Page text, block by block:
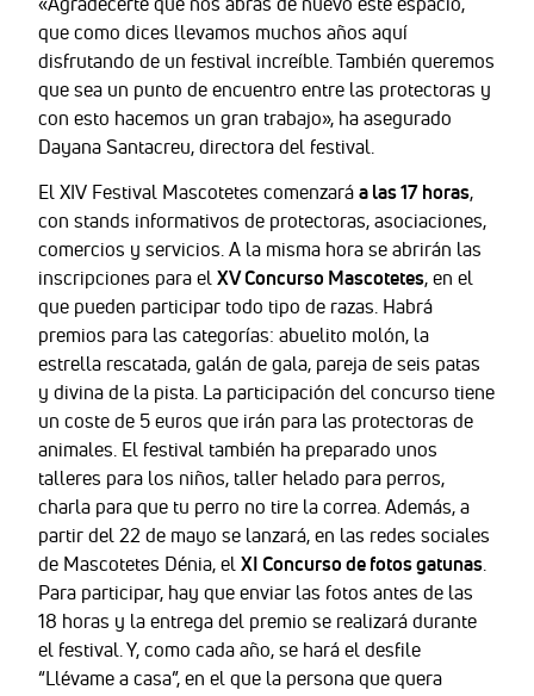
que como dices llevamos muchos años aquí
disfrutando de un festival increíble. También queremos
que sea un punto de encuentro entre las protectoras y
con esto hacemos un gran trabajo», ha asegurado
Dayana Santacreu, directora del festival.
El XIV Festival Mascotetes comenzaráa las 17 horas,
con stands informativos de protectoras, asociaciones,
comercios y servicios. A la misma hora se abrirán las
inscripciones para elXV Concurso Mascotetes, en el
que pueden participar todo tipo de razas. Habrá
premios para las categorías: abuelito molón, la
estrella rescatada, galán de gala, pareja de seis patas
y divina de la pista. La participación del concurso tiene
un coste de 5 euros que irán para las protectoras de
animales. El festival también ha preparado unos
talleres para los niños, taller helado para perros,
charla para que tu perro no tire la correa. Además, a
partir del 22 de mayo se lanzará, en las redes sociales
de Mascotetes Dénia, elXI Concurso de fotos gatunas.
Para participar, hay que enviar las fotos antes de las
18 horas y la entrega del premio se realizará durante
el festival. Y, como cada año, se hará el desfile
“Llévame a casa”, en el que la persona que quera